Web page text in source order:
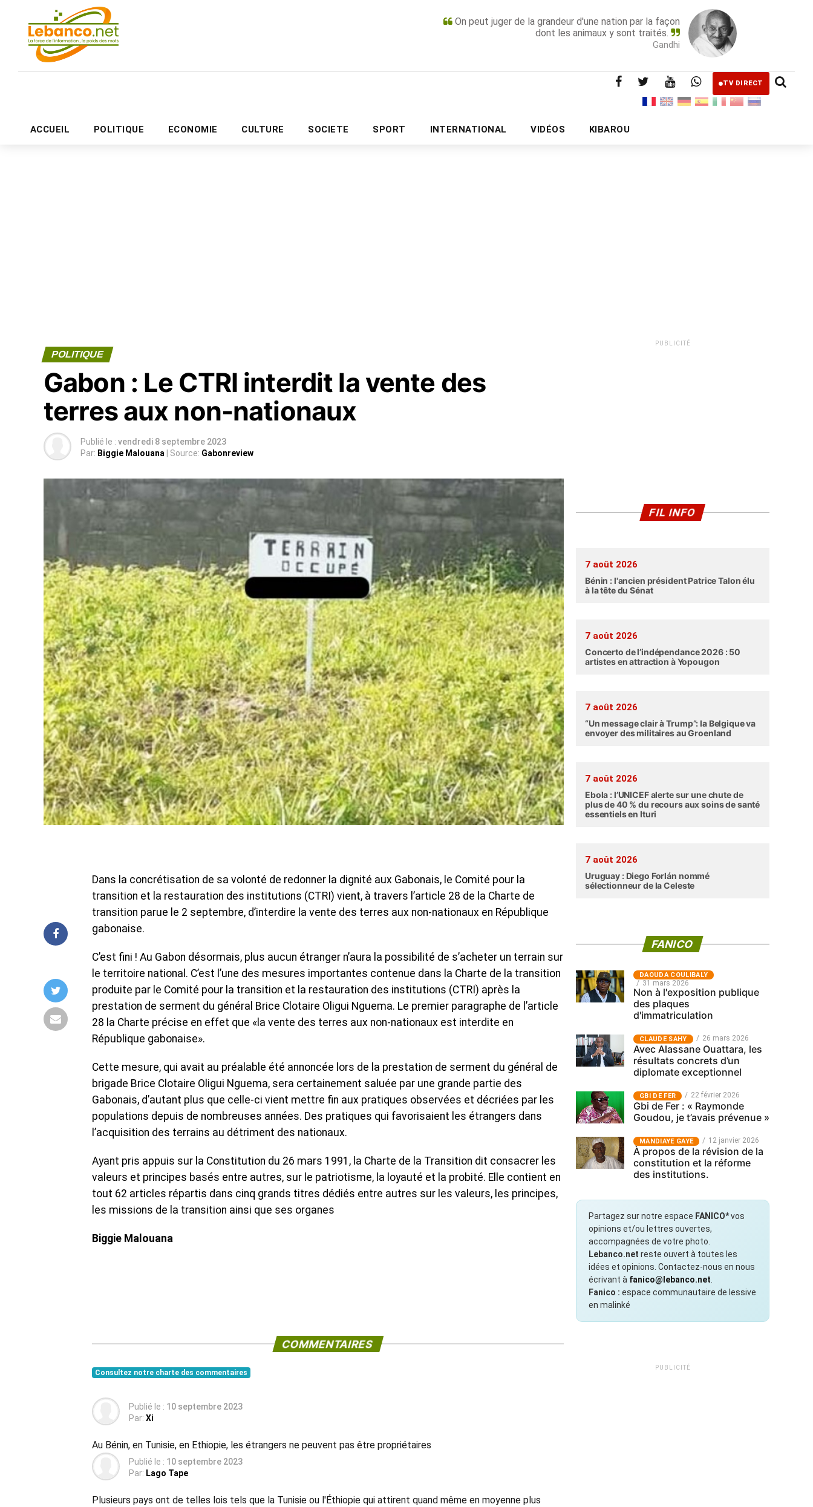
On peut juger de la grandeur d'une nation par la façon
dont les animaux y sont traités.
Gandhi
TV DIRECT
ACCUEIL POLITIQUE ECONOMIE CULTURE SOCIETE SPORT INTERNATIONAL VIDÉOS KIBAROU
PUBLICITÉ
POLITIQUE
Gabon : Le CTRI interdit la vente des
terres aux non-nationaux
Publié le : vendredi 8 septembre 2023
Par: Biggie Malouana | Source: Gabonreview
Dans la concrétisation de sa volonté de redonner la dignité aux Gabonais, le Comité pour la
transition et la restauration des institutions (CTRI) vient, à travers l’article 28 de la Charte de
transition parue le 2 septembre, d’interdire la vente des terres aux non-nationaux en République
gabonaise.
C’est fini ! Au Gabon désormais, plus aucun étranger n’aura la possibilité de s’acheter un terrain sur
le territoire national. C’est l’une des mesures importantes contenue dans la Charte de la transition
produite par le Comité pour la transition et la restauration des institutions (CTRI) après la
prestation de serment du général Brice Clotaire Oligui Nguema. Le premier paragraphe de l’article
28 la Charte précise en effet que «la vente des terres aux non-nationaux est interdite en
République gabonaise».
Cette mesure, qui avait au préalable été annoncée lors de la prestation de serment du général de
brigade Brice Clotaire Oligui Nguema, sera certainement saluée par une grande partie des
Gabonais, d’autant plus que celle-ci vient mettre fin aux pratiques observées et décriées par les
populations depuis de nombreuses années. Des pratiques qui favorisaient les étrangers dans
l’acquisition des terrains au détriment des nationaux.
Ayant pris appuis sur la Constitution du 26 mars 1991, la Charte de la Transition dit consacrer les
valeurs et principes basés entre autres, sur le patriotisme, la loyauté et la probité. Elle contient en
tout 62 articles répartis dans cinq grands titres dédiés entre autres sur les valeurs, les principes,
les missions de la transition ainsi que ses organes
Biggie Malouana
COMMENTAIRES
Consultez notre charte des commentaires
Publié le : 10 septembre 2023
Par: Xi
Au Bénin, en Tunisie, en Ethiopie, les étrangers ne peuvent pas être propriétaires
Publié le : 10 septembre 2023
Par: Lago Tape
Plusieurs pays ont de telles lois tels que la Tunisie ou l'Éthiopie qui attirent quand même en moyenne plus
PUBLICITÉ
FIL INFO
7 août 2026
Bénin : l'ancien président Patrice Talon élu
à la tête du Sénat
7 août 2026
Concerto de l’indépendance 2026 : 50
artistes en attraction à Yopougon
7 août 2026
“Un message clair à Trump”: la Belgique va
envoyer des militaires au Groenland
7 août 2026
Ebola : l’UNICEF alerte sur une chute de
plus de 40 % du recours aux soins de santé
essentiels en Ituri
7 août 2026
Uruguay : Diego Forlán nommé
sélectionneur de la Celeste
FANICO
‎DAOUDA COULIBALY
31 mars 2026
Non à l'exposition publique
des plaques
d'immatriculation
CLAUDE SAHY 26 mars 2026
Avec Alassane Ouattara, les
résultats concrets d’un
diplomate exceptionnel
GBI DE FER 22 février 2026
Gbi de Fer : « Raymonde
Goudou, je t’avais prévenue »
MANDIAYE GAYE 12 janvier 2026
À propos de la révision de la
constitution et la réforme
des institutions.
Partagez sur notre espace FANICO*vos
opinions et/ou lettres ouvertes,
accompagnées de votre photo.
Lebanco.net reste ouvert à toutes les
idées et opinions. Contactez-nous en nous
écrivant à fanico@lebanco.net
Fanico : espace communautaire de lessive
en malinké
PUBLICITÉ